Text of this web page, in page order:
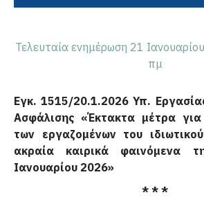
Τελευταία ενημέρωση 21
πμ
Εγκ. 1515/20.1.2026 Υπ.
Ασφάλισης «Έκτακτα μέτρα
των εργαζομένων του
ακραία καιρικά φαινόμενα
Ιανουαρίου 2026»
* * *